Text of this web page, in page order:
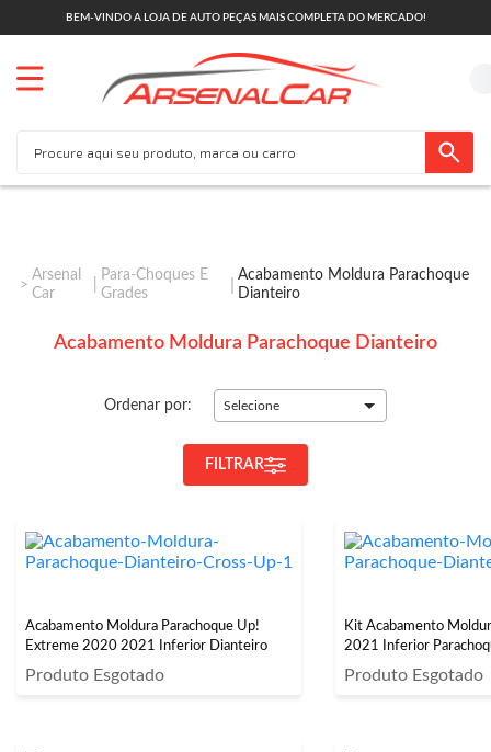
BEM-VINDO A LOJA DE AUTO PEÇAS MAIS COMPLETA DO MERCADO!
Arsenal
Car
Para-Choques E
Grades
Acabamento Moldura Parachoque
Dianteiro
Acabamento Moldura Parachoque Dianteiro
Ordenar por: Selecione
FILTRAR
Acabamento Moldura Parachoque Up!
Extreme 2020 2021 Inferior Dianteiro
Produto Esgotado
Kit Acabamento
2021 Inferior
Produto Esgotado